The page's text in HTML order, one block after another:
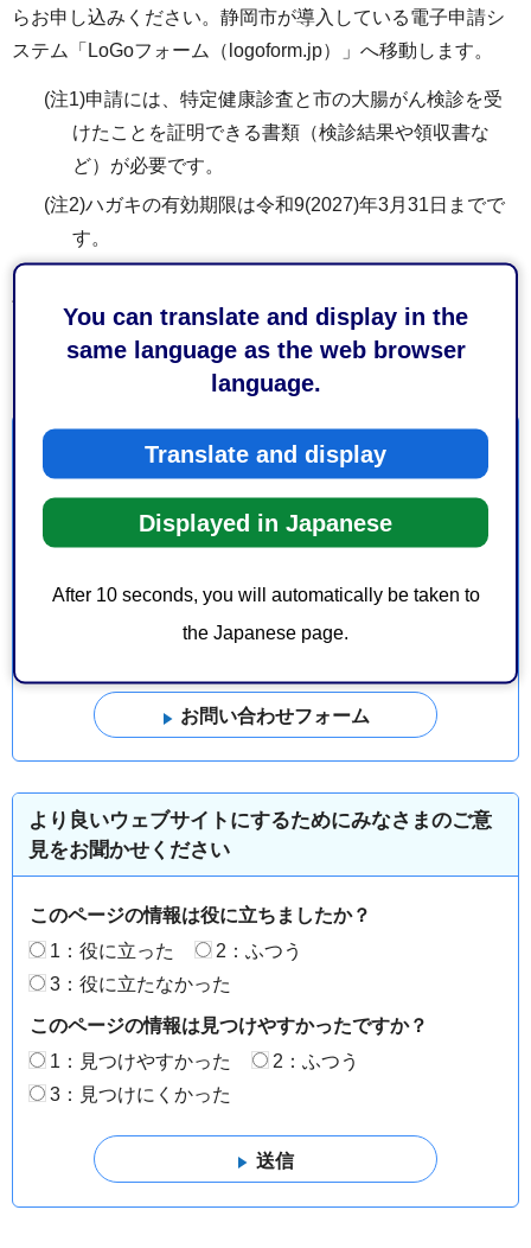
You can translate and display in the
same language as the web browser
language.
Translate and display
Displayed in Japanese
After 10 seconds, you will automatically be taken to
the Japanese page.
らお申し込みください。静岡市が導入している電子申請シ
ステム「LoGoフォーム（logoform.jp）」へ移動します。
(注1)申請には、特定健康診査と市の大腸がん検診を受
けたことを証明できる書類（検診結果や領収書な
ど）が必要です。
(注2)ハガキの有効期限は令和9(2027)年3月31日までで
す。
協力歯科医療機関を受診する日に間に合うよう、余裕をも
ってお申込みください。
お問い合わせ
保健福祉長寿局健康福祉部健康づくり推進課口腔保健支
援センター
ファックス番号：054-209-1063
より良いウェブサイトにするためにみなさまのご意
見をお聞かせください
このページの情報は役に立ちましたか？
1：役に立った
2：ふつう
3：役に立たなかった
このページの情報は見つけやすかったですか？
1：見つけやすかった
2：ふつう
3：見つけにくかった